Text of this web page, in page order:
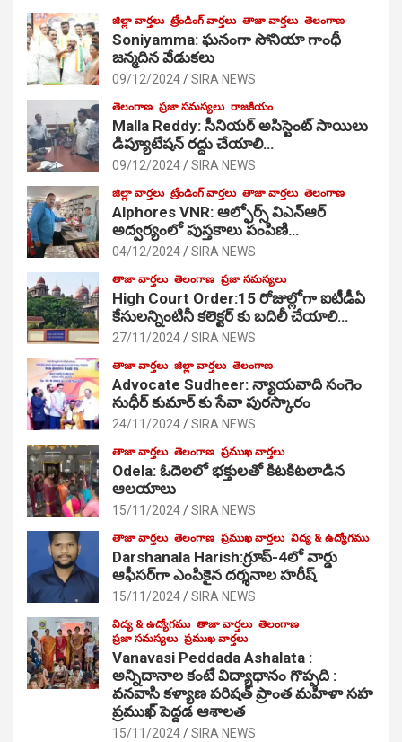
జిల్లా వార్తలు ట్రేండింగ్ వార్తలు తాజా వార్తలు తెలంగాణ
Soniyamma: ఘ‌నంగా సోనియా గాంధీ
జ‌న్మ‌దిన వేడుక‌లు
09/12/2024 SIRA NEWS
తెలంగాణ ప్రజా సమస్యలు రాజకీయం
Malla Reddy: సీనియర్ అసిస్టెంట్ సాయిలు
డిప్యూటేషన్ రద్దు చేయాలి…
09/12/2024 SIRA NEWS
జిల్లా వార్తలు ట్రేండింగ్ వార్తలు తాజా వార్తలు తెలంగాణ
Alphores VNR: ఆల్ఫోర్స్ విఎన్ఆర్
అద్వర్యంలో పుస్తకాలు పంపిణి…
04/12/2024 SIRA NEWS
తాజా వార్తలు తెలంగాణ ప్రజా సమస్యలు
High Court Order:15 రోజుల్లోగా ఐటీడీఏ
కేసులన్నింటినీ కలెక్టర్ కు బదిలీ చేయాలి…
27/11/2024 SIRA NEWS
తాజా వార్తలు జిల్లా వార్తలు తెలంగాణ
Advocate Sudheer: న్యాయవాది సంగెం
సుధీర్ కుమార్ కు సేవా పురస్కారం
24/11/2024 SIRA NEWS
తాజా వార్తలు తెలంగాణ ప్రముఖ వార్తలు
Odela: ఓదెల‌లో భక్తులతో కిటకిటలాడిన
ఆల‌యాలు
15/11/2024 SIRA NEWS
తాజా వార్తలు తెలంగాణ ప్రముఖ వార్తలు విద్య & ఉద్యోగము
Darshanala Harish:గ్రూప్-4లో వార్డు
ఆఫీసర్‌గా ఎంపికైన దర్శనాల హరీష్
15/11/2024 SIRA NEWS
విద్య & ఉద్యోగము తాజా వార్తలు తెలంగాణ
ప్రజా సమస్యలు ప్రముఖ వార్తలు
Vanavasi Peddada Ashalata :
అన్నిదానాల కంటే విద్యాధానం గొప్పది :
వనవాసి కళ్యాణ పరిషత్ ప్రాంత మహిళా సహ
ప్రముఖ్ పెద్దడ ఆశాలత
15/11/2024 SIRA NEWS